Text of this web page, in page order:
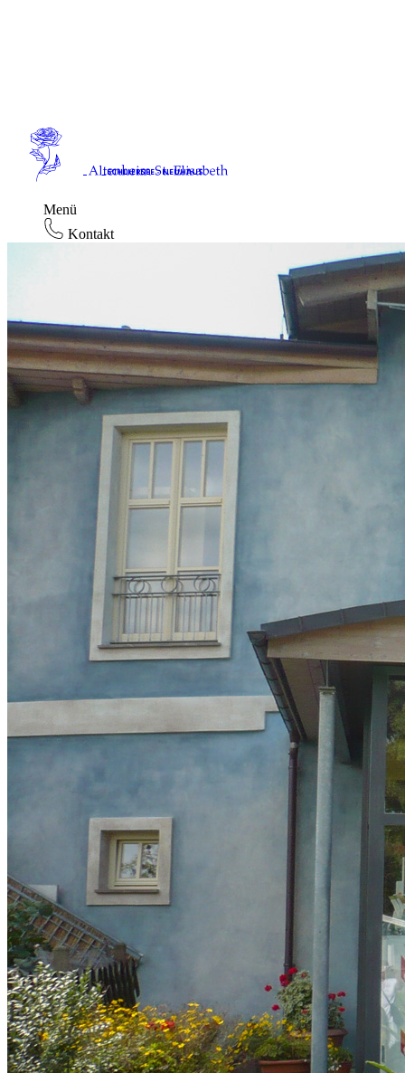
Menü
Kontakt
Karriere
News / Termine
Terofal – Einweihungsveranstaltung
Downloads
Datenschutz
Hinweisgeberschutzgesetz
Impressum